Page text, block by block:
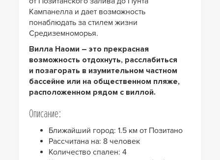
Кампанелла и дает возможность
понаблюдать за стилем жизни
Средиземноморья.
Вилла Наоми – это прекрасная
возможность отдохнуть, расслабиться
и позагорать в изумительном частном
бассейне или на общественном пляже,
расположенном рядом с виллой.
Описание:
Ближайший город: 1.5 км от Позитано
Рассчитана на: 8 человек
Количество спален: 4